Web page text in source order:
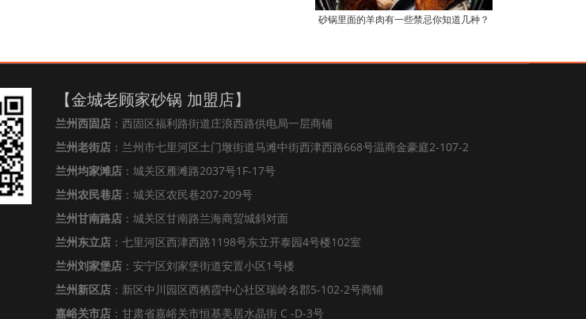
砂锅里面的羊肉有一些禁忌你知道几种？
【金城老顾家砂锅 加盟店】
兰州西固店 ：西固区福利路街道庄浪西路供电局一层商铺
兰州老街店 ：兰州市七里河区土门墩街道马滩中街西津西路668号温商金豪庭2-107-2
兰州均家滩店 ：城关区雁滩路2037号1F-17号
兰州农民巷店 ：城关区农民巷207-209号
兰州甘南路店 ：城关区甘南路兰海商贸城斜对面
兰州东立店 ：七里河区西津西路1198号东立开泰园4号楼102室
兰州刘家堡店 ：安宁区刘家堡街道安置小区1号楼
兰州新区店 ：新区中川园区西栖霞中心社区瑞岭名郡5-102-2号商铺
嘉峪关市店 ：甘肃省嘉峪关市恒基美居水晶街 C -D-3号